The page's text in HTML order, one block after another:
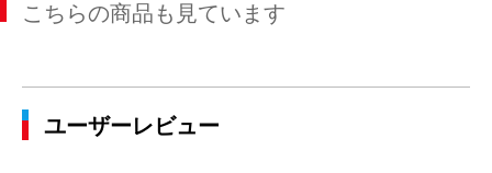
こちらの商品も見ています
ユーザーレビュー